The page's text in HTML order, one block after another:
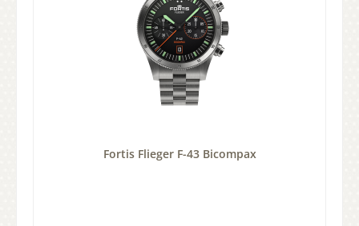
Fortis Flieger F-43 Bicompax